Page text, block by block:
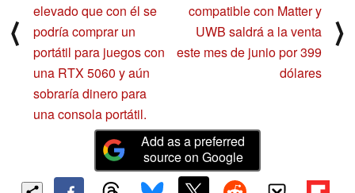
⟨
elevado que con él se
podría comprar un
portátil para juegos con
una RTX 5060 y aún
sobraría dinero para
una consola portátil.
compatible con Matter y
UWB saldrá a la venta
este mes de junio por 399
dólares
⟩
Add as a preferred
source on Google